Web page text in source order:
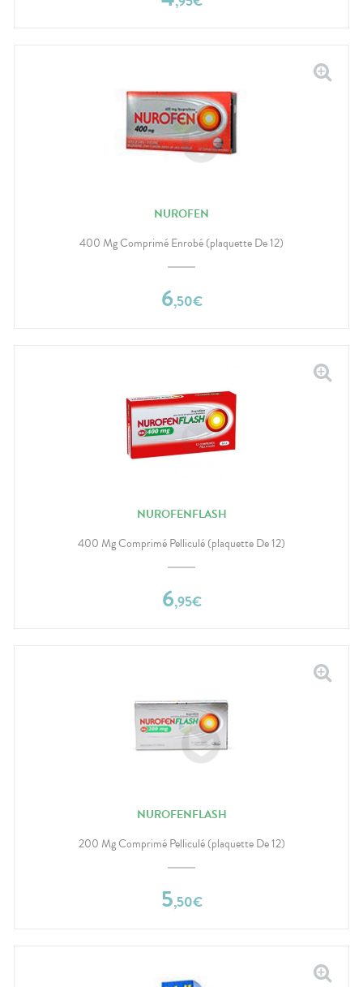
NUROFEN
400 Mg Comprimé Enrobé (plaquette De 12)
6,50€
NUROFENFLASH
400 Mg Comprimé Pelliculé (plaquette De 12)
6,95€
NUROFENFLASH
200 Mg Comprimé Pelliculé (plaquette De 12)
5,50€